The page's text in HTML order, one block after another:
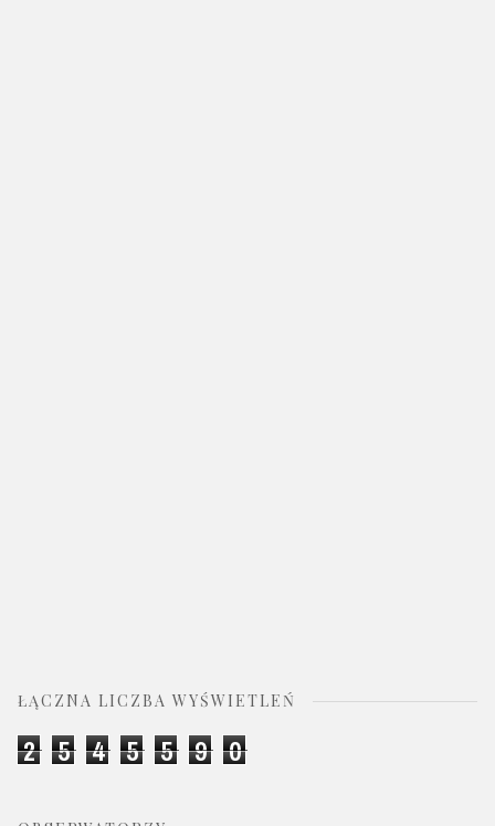
ŁĄCZNA LICZBA WYŚWIETLEŃ
2 5 4 5 5 9 0